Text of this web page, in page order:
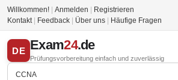
Willkommen! Anmelden
Registrieren
Kontakt
Feedback Über uns Häufige Fragen
DE Exam24.de
Prüfungsvorbereitung einfach und zuverlässig